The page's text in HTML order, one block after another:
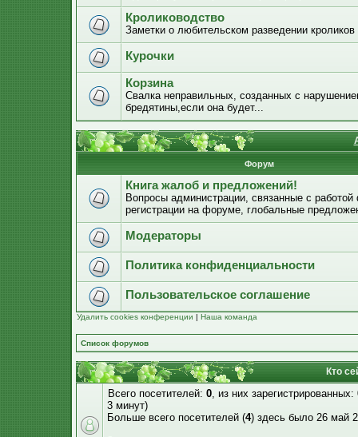
Кролиководство
Заметки о любительском разведении кроликов
Курочки
Корзина
Свалка неправильных, созданных с
бредятины,если она будет...
Форум
Книга жалоб и предложений!
Вопросы администрации, связанные с
регистрации на форуме, глобальные
Модераторы
Политика конфиденциальности
Пользовательское соглашение
Удалить cookies конференции | Наша команда
Список форумов
Кто
Всего посетителей: 0, из них
3 минут)
Больше всего посетителей (4) здесь было 26 май